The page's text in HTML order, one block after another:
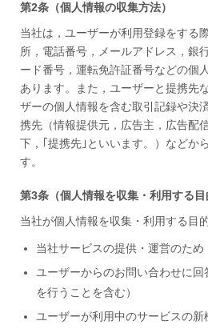
第2条（個人情報の収集方法）
当社は，ユーザーが利用登録をする
所，電話番号，メールアドレス，銀
ード番号，運転免許証番号などの個
あります。また，ユーザーと提携先
ザーの個人情報を含む取引記録や決
携先（情報提供元，広告主，広告配
下，｢提携先｣といいます。）などか
す。
第3条（個人情報を収集・利用する目
当社が個人情報を収集・利用する目
当社サービスの提供・運営のため
ユーザーからのお問い合わせに
を行うことを含む）
ユーザーが利用中のサービスの新